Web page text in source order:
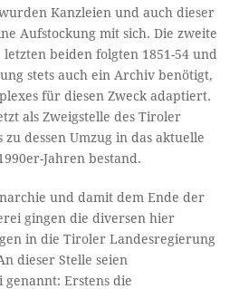
Kanzleien und auch dieser
Aufstockung mit sich. Die zweite
beiden folgten 1851-54 und
stets auch ein Archiv benötigt,
für diesen Zweck adaptiert.
als Zweigstelle des Tiroler
dessen Umzug in das aktuelle
Jahren bestand.
und damit dem Ende der
gingen die diversen hier
in die Tiroler Landesregierung
dieser Stelle seien
Erstens die